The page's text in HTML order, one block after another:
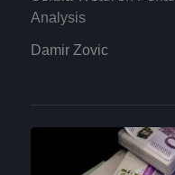
Analysis
Damir Zovic